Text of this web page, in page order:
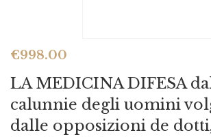
€998.00
LA MEDICINA DIFESA
calunnie degli uomini
dalle opposizioni de